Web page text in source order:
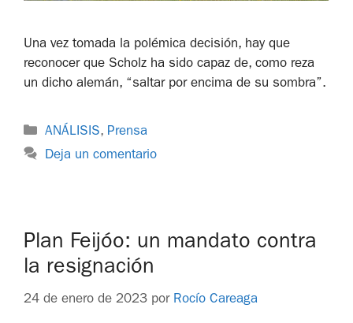
Una vez tomada la polémica decisión, hay que
reconocer que Scholz ha sido capaz de, como reza
un dicho alemán, “saltar por encima de su sombra”.
ANÁLISIS, Prensa
Deja un comentario
Plan Feijóo: un mandato contra
la resignación
24 de enero de 2023 por Rocío Careaga